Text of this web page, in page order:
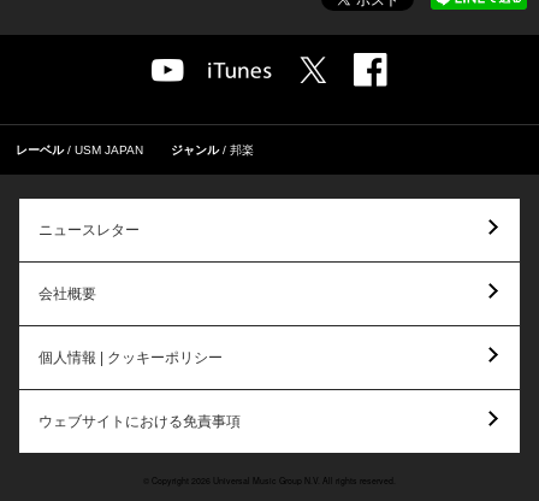
レーベル USM JAPAN ジャンル 邦楽
ニュースレター
会社概要
個人情報 | クッキーポリシー
ウェブサイトにおける免責事項
© Copyright 2026 Universal Music Group N.V. All rights reserved.